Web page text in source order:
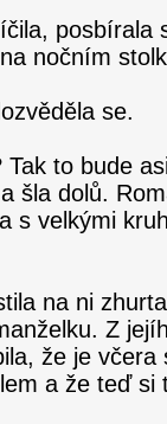
posbírala
nočním
se.
to bude
šla dolů.
s velkými
na ni
Z
že je včera
a že teď si